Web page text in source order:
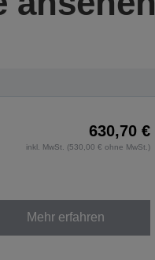
630,70 €
inkl. MwSt. (530,00 € ohne MwSt.)
Mehr erfahren